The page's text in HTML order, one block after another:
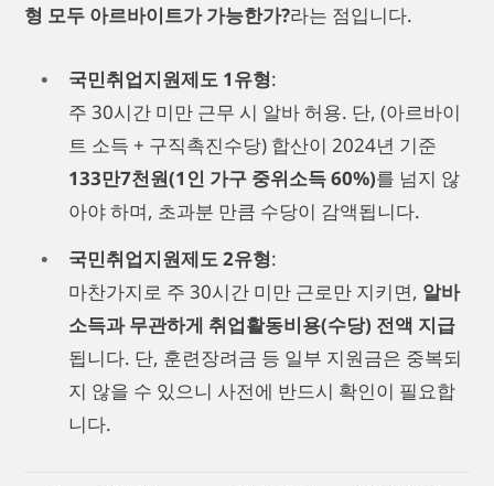
형 모두 아르바이트가 가능한가?라는 점입니다.
국민취업지원제도 1유형:
주 30시간 미만 근무 시 알바 허용. 단, (아르바이
트 소득 + 구직촉진수당) 합산이 2024년 기준
133만7천원(1인 가구 중위소득 60%)를 넘지 않
아야 하며, 초과분 만큼 수당이 감액됩니다.
국민취업지원제도 2유형:
마찬가지로 주 30시간 미만 근로만 지키면, 알바
소득과 무관하게 취업활동비용(수당) 전액 지급
됩니다. 단, 훈련장려금 등 일부 지원금은 중복되
지 않을 수 있으니 사전에 반드시 확인이 필요합
니다.